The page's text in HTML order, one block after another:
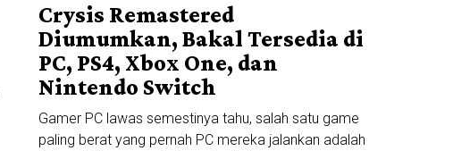
Crysis Remastered
Diumumkan, Bakal Tersedia di
PC, PS4, Xbox One, dan
Nintendo Switch
Gamer PC lawas semestinya tahu, salah satu game
paling berat yang pernah PC mereka jalankan adalah